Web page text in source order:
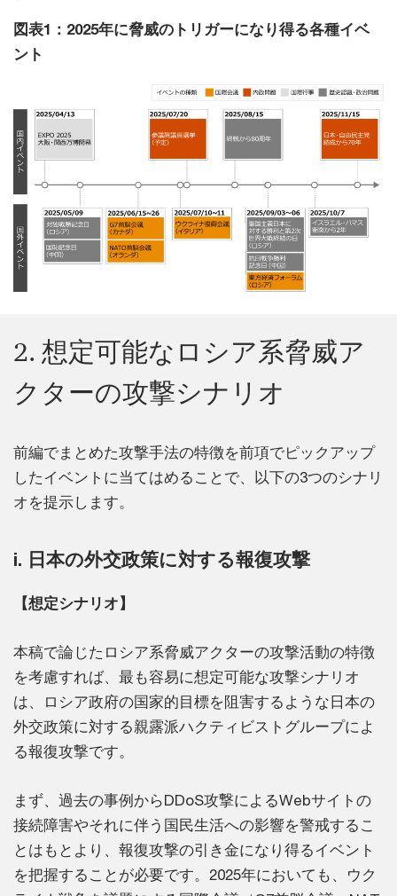
図表1：2025年に脅威のトリガーになり得る各種イベ
ント
2. 想定可能なロシア系脅威ア
クターの攻撃シナリオ
前編でまとめた攻撃手法の特徴を前項でピックアップ
したイベントに当てはめることで、以下の3つのシナリ
オを提示します。
i. 日本の外交政策に対する報復攻撃
【想定シナリオ】
本稿で論じたロシア系脅威アクターの攻撃活動の特徴
を考慮すれば、最も容易に想定可能な攻撃シナリオ
は、ロシア政府の国家的目標を阻害するような日本の
外交政策に対する親露派ハクティビストグループによ
る報復攻撃です。
まず、過去の事例からDDoS攻撃によるWebサイトの
接続障害やそれに伴う国民生活への影響を警戒するこ
とはもとより、報復攻撃の引き金になり得るイベント
を把握することが必要です。2025年においても、ウク